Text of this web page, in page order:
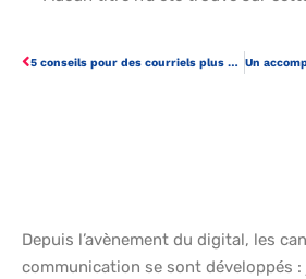
5 conseils pour des courriels plus personnalisés
Depuis l’avènement du digital, les
communication se sont développés